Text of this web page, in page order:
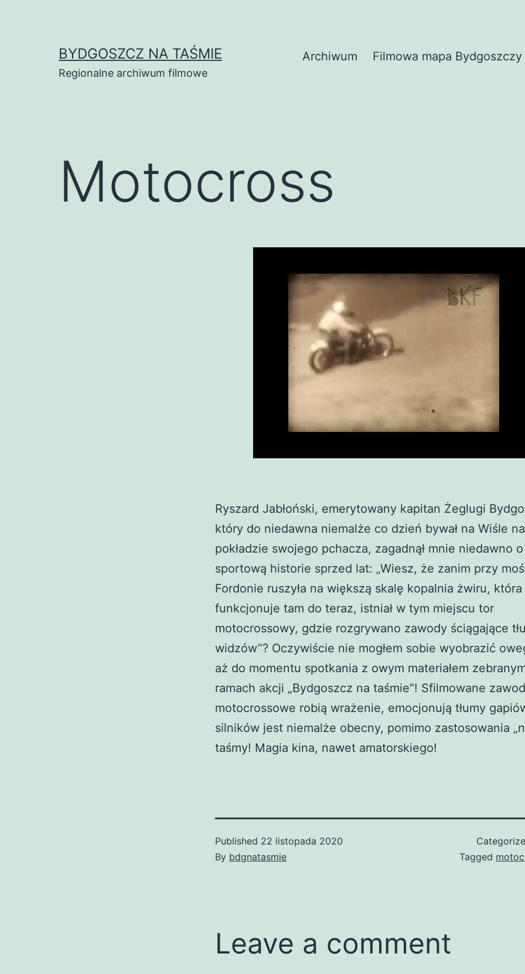
BYDGOSZCZ NA TAŚMIE
Regionalne archiwum filmowe
Archiwum Filmowa mapa Bydgoszczy
Motocross
Ryszard Jabłoński, emerytowany kapitan Żeglugi
który do niedawna niemalże co dzień bywał na Wiśle na
pokładzie swojego pchacza, zagadnął mnie niedawno o
sportową historie sprzed lat: „Wiesz, że zanim przy
Fordonie ruszyła na większą skalę kopalnia żwiru, która
funkcjonuje tam do teraz, istniał w tym miejscu tor
motocrossowy, gdzie rozgrywano zawody ściągające
widzów”? Oczywiście nie mogłem sobie wyobrazić
aż do momentu spotkania z owym materiałem
ramach akcji „Bydgoszcz na taśmie”! Sfilmowane
motocrossowe robią wrażenie, emocjonują tłumy
silników jest niemalże obecny, pomimo zastosowania
taśmy! Magia kina, nawet amatorskiego!
Published 22 listopada 2020
By bdgnatasmie
Tagged
Leave a comment